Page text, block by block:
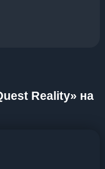
Reality» на